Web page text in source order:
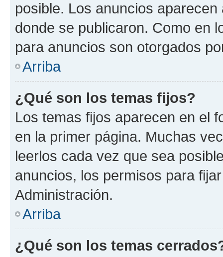
posible. Los anuncios
donde se publicaron. Como en
para anuncios son otorgados
Arriba
¿Qué son los temas fijos?
Los temas fijos aparecen en el
en la primer página. Muchas
leerlos cada vez que sea
anuncios, los permisos para
Administración.
Arriba
¿Qué son los temas